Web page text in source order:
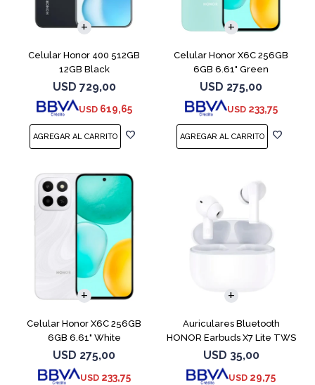
Celular Honor 400 512GB
12GB Black
USD 729,00
USD 619,65
COMPARAR
Celular Honor X6C 256GB
6GB 6.61" Green
USD 275,00
USD 233,75
COMPARAR
Celular Honor X6C 256GB
6GB 6.61" White
USD 275,00
USD 233,75
COMPARAR
Auriculares Bluetooth
HONOR Earbuds X7 Lite TWS
White
USD 35,00
USD 29,75